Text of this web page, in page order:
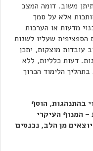
משוב. דומה המצב
אלא על סמך
מדעות או הערכות
הספציפית שעליו לשנות
עובדות מוצקות, יתכן
דעות כלליות, ללא
בתהליך הלימוד הכרוך
בהתנהגות, הוסף
המנוף העיקרי
מן הלב, נכנסים